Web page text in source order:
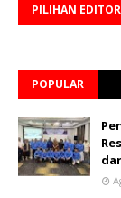
PILIHAN EDITOR
POPULAR